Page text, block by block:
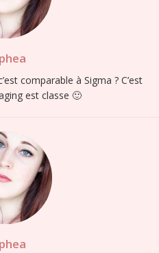
comparable à Sigma ? C’est
est classe 🙂